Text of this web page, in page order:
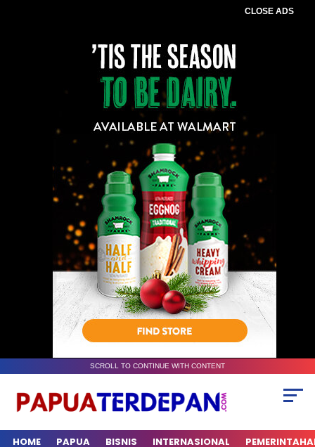
CLOSE ADS
SCROLL TO CONTINUE WITH CONTENT
HOME PAPUA BISNIS INTERNASIONAL